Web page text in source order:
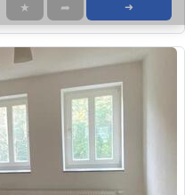
★ ➦ ➜